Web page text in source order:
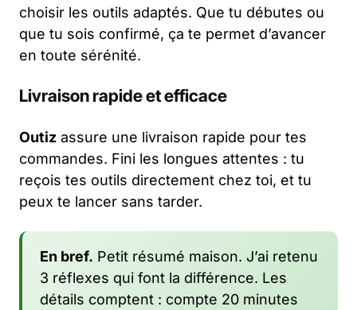
choisir les outils adaptés. Que tu débutes ou
que tu sois confirmé, ça te permet d’avancer
en toute sérénité.
Livraison rapide et efficace
Outiz assure une livraison rapide pour tes
commandes. Fini les longues attentes : tu
reçois tes outils directement chez toi, et tu
peux te lancer sans tarder.
En bref. Petit résumé maison. J’ai retenu
3 réflexes qui font la différence. Les
détails comptent : compte 20 minutes